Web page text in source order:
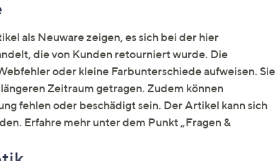
als Neuware zeigen, es sich bei der hier
die von Kunden retourniert wurde. Die
oder kleine Farbunterschiede aufweisen. Sie
Zeitraum getragen. Zudem können
fehlen oder beschädigt sein. Der Artikel kann sich
Erfahre mehr unter dem Punkt „Fragen &